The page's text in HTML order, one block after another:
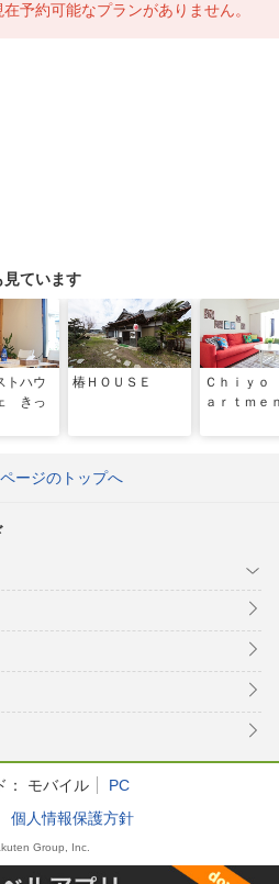
予約可能なプランがありません。
見ています
トハウ
きっ
椿ＨＯＵＳＥ
Ｃｈｉｙ
ａｒｔｍｅ
ージのトップへ
モバイル
PC
個人情報保護方針
Group, Inc.